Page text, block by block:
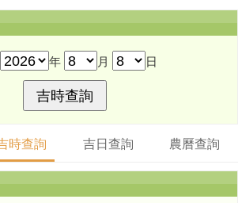
年 月 日
時查詢 吉日查詢 農曆查詢